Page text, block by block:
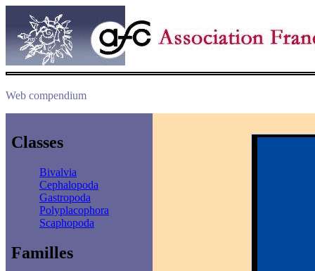
Web compendium
Classes
Bivalvia
Cephalopoda
Gastropoda
Polyplacophora
Scaphopoda
Familles